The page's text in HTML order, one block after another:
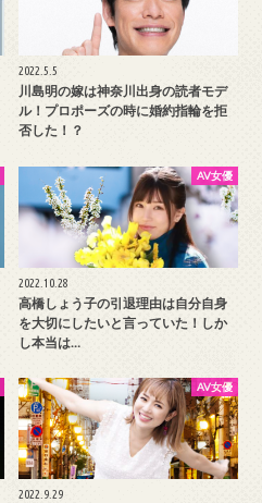
2022.5.5
川島明の嫁は神奈川出身の読者モデ
ル！プロポーズの時に婚約指輪を拒
否した！？
AV女優
2022.10.28
高橋しょう子の引退理由は自分自身
を大切にしたいと言っていた！しか
し本当は…
AV女優
2022.9.29